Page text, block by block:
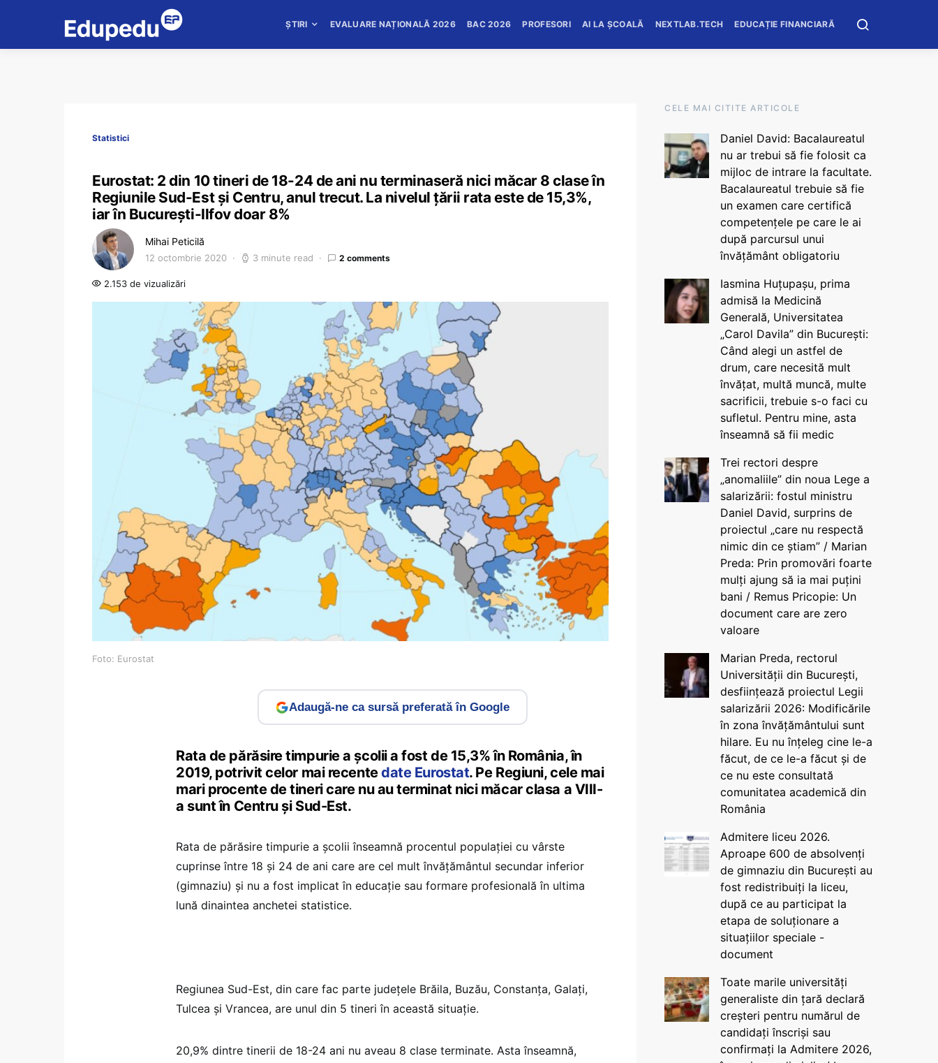
ȘTIRI EVALUARE NAȚIONALĂ 2026 BAC 2026 PROFESORI AI LA ȘCOALĂ NEXTLAB.TECH EDUCAȚIE FINANCIARĂ
Statistici
Eurostat: 2 din 10 tineri de 18-24 de ani nu terminaseră nici măcar 8 clase în
Regiunile Sud-Est și Centru, anul trecut. La nivelul țării rata este de 15,3%,
iar în București-Ilfov doar 8%
Mihai Peticilă
12 octombrie 2020 3 minute read 2 comments
2.153 de vizualizări
Foto: Eurostat
Adaugă-ne ca sursă preferată în Google
Rata de părăsire timpurie a școlii a fost de 15,3% în România, în
2019, potrivit celor mai recentedate Eurostat. Pe Regiuni, cele mai
mari procente de tineri care nu au terminat nici măcar clasa a VIII-
a sunt în Centru și Sud-Est.
Rata de părăsire timpurie a școlii înseamnă procentul populației cu vârste
cuprinse între 18 și 24 de ani care are cel mult învățământul secundar inferior
(gimnaziu) și nu a fost implicat în educație sau formare profesională în ultima
lună dinaintea anchetei statistice.
Regiunea Sud-Est, din care fac parte județele Brăila, Buzău, Constanţa, Galaţi,
Tulcea și Vrancea, are unul din 5 tineri în această situație.
20,9% dintre tinerii de 18-24 ani nu aveau 8 clase terminate. Asta înseamnă,
CELE MAI CITITE ARTICOLE
Daniel David: Bacalaureatul
nu ar trebui să fie folosit ca
mijloc de intrare la facultate.
Bacalaureatul trebuie să fie
un examen care certifică
competențele pe care le ai
după parcursul unui
învățământ obligatoriu
Iasmina Huțupașu, prima
admisă la Medicină
Generală, Universitatea
„Carol Davila” din București:
Când alegi un astfel de
drum, care necesită mult
învățat, multă muncă, multe
sacrificii, trebuie s-o faci cu
sufletul. Pentru mine, asta
înseamnă să fii medic
Trei rectori despre
„anomaliile” din noua Lege a
salarizării: fostul ministru
Daniel David, surprins de
proiectul „care nu respectă
nimic din ce știam” / Marian
Preda: Prin promovări foarte
mulți ajung să ia mai puțini
bani / Remus Pricopie: Un
document care are zero
valoare
Marian Preda, rectorul
Universității din București,
desființează proiectul Legii
salarizării 2026: Modificările
în zona învățământului sunt
hilare. Eu nu înțeleg cine le-a
făcut, de ce le-a făcut și de
ce nu este consultată
comunitatea academică din
România
Admitere liceu 2026.
Aproape 600 de absolvenți
de gimnaziu din București au
fost redistribuiți la liceu,
după ce au participat la
etapa de soluționare a
situațiilor speciale -
document
Toate marile universități
generaliste din țară declară
creșteri pentru numărul de
candidați înscriși sau
confirmați la Admitere 2026,